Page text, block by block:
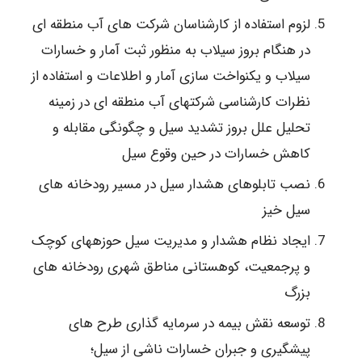
لزوم استفاده از کارشناسان شرکت های آب منطقه ای
در هنگام بروز سیلاب به منظور ثبت آمار و خسارات
سیلاب و یکنواخت سازی آمار و اطلاعات و استفاده از
نظرات کارشناسی شرکتهای آب منطقه ای در زمینه
تحلیل علل بروز تشدید سیل و چگونگی مقابله و
کاهش خسارات در حین وقوع سیل
نصب تابلوهای هشدار سیل در مسیر رودخانه های
سیل خیز
ایجاد نظام هشدار و مدیریت سیل حوزههای کوچک
و پرجمعیت، کوهستانی مناطق شهری رودخانه های
بزرگ
توسعه نقش بیمه در سرمایه گذاری طرح های
پیشگیری و جبران خسارات ناشی از سیل؛